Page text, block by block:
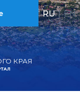
КРАЯ
RU | EN